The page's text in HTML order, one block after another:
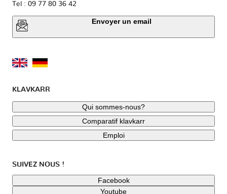
Tel : 09 77 80 36 42
Envoyer un email
KLAVKARR
Qui sommes-nous?
Comparatif klavkarr
Emploi
SUIVEZ NOUS !
Facebook
Youtube